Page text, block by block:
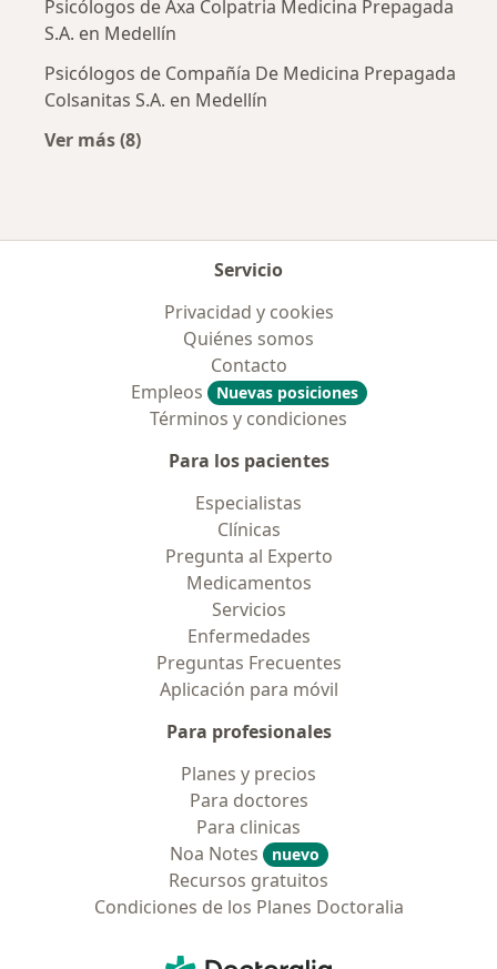
Psicólogos de Axa Colpatria Medicina Prepagada
S.A. en Medellín
Psicólogos de Compañía De Medicina Prepagada
Colsanitas S.A. en Medellín
Ver más (8)
Servicio
Privacidad y cookies
Quiénes somos
Contacto
Empleos
Nuevas posiciones
Términos y condiciones
Para los pacientes
Especialistas
Clínicas
Pregunta al Experto
Medicamentos
Servicios
Enfermedades
Preguntas Frecuentes
Aplicación para móvil
Para profesionales
Planes y precios
Para doctores
Para clinicas
Noa Notes
nuevo
Recursos gratuitos
Condiciones de los Planes Doctoralia
Doctoralia - Página de inicio